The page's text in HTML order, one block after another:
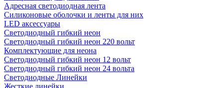
Адресная светодиодная лента
Силиконовые оболочки и ленты для них
LED аксессуары
Светодиодный гибкий неон
Светодиодный гибкий неон 220 вольт
Комплектующие для неона
Светодиодный гибкий неон 12 вольт
Светодиодный гибкий неон 24 вольта
Светодиодные Линейки
Жесткие линейки